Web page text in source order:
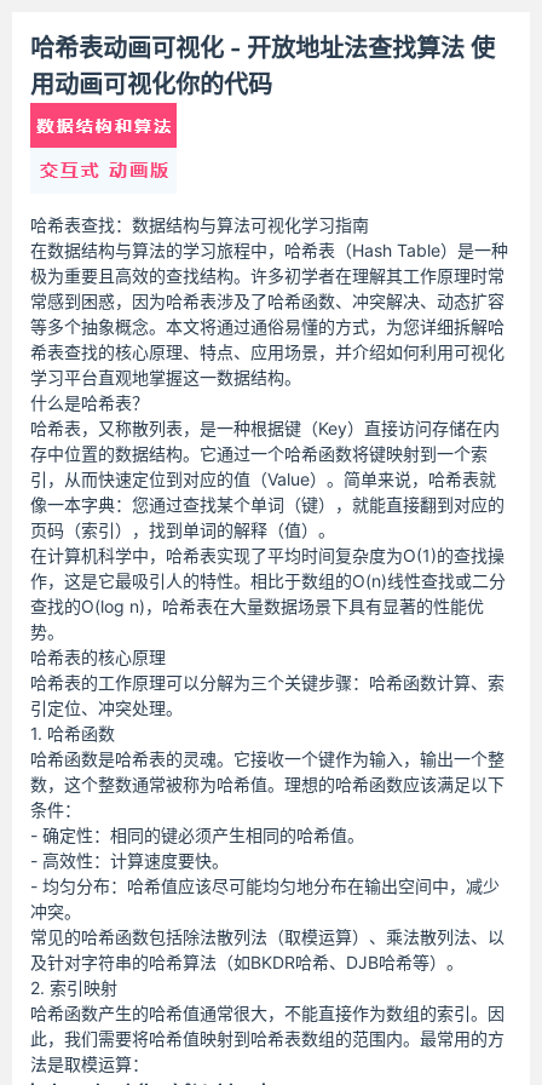
哈希表动画可视化 - 开放地址法查找算法 使
用动画可视化你的代码
哈希表查找：数据结构与算法可视化学习指南
在数据结构与算法的学习旅程中，哈希表（Hash Table）是一种
极为重要且高效的查找结构。许多初学者在理解其工作原理时常
常感到困惑，因为哈希表涉及了哈希函数、冲突解决、动态扩容
等多个抽象概念。本文将通过通俗易懂的方式，为您详细拆解哈
希表查找的核心原理、特点、应用场景，并介绍如何利用可视化
学习平台直观地掌握这一数据结构。
什么是哈希表？
哈希表，又称散列表，是一种根据键（Key）直接访问存储在内
存中位置的数据结构。它通过一个哈希函数将键映射到一个索
引，从而快速定位到对应的值（Value）。简单来说，哈希表就
像一本字典：您通过查找某个单词（键），就能直接翻到对应的
页码（索引），找到单词的解释（值）。
在计算机科学中，哈希表实现了平均时间复杂度为O(1)的查找操
作，这是它最吸引人的特性。相比于数组的O(n)线性查找或二分
查找的O(log n)，哈希表在大量数据场景下具有显著的性能优
势。
哈希表的核心原理
哈希表的工作原理可以分解为三个关键步骤：哈希函数计算、索
引定位、冲突处理。
1. 哈希函数
哈希函数是哈希表的灵魂。它接收一个键作为输入，输出一个整
数，这个整数通常被称为哈希值。理想的哈希函数应该满足以下
条件：
- 确定性：相同的键必须产生相同的哈希值。
- 高效性：计算速度要快。
- 均匀分布：哈希值应该尽可能均匀地分布在输出空间中，减少
冲突。
常见的哈希函数包括除法散列法（取模运算）、乘法散列法、以
及针对字符串的哈希算法（如BKDR哈希、DJB哈希等）。
2. 索引映射
哈希函数产生的哈希值通常很大，不能直接作为数组的索引。因
此，我们需要将哈希值映射到哈希表数组的范围内。最常用的方
法是取模运算：